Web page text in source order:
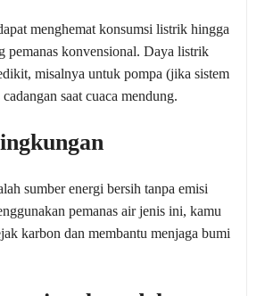
menghemat konsumsi listrik hingga
pemanas konvensional. Daya listrik
misalnya untuk pompa (jika sistem
saat cuaca mendung.
sumber energi bersih tanpa emisi
pemanas air jenis ini, kamu
karbon dan membantu menjaga bumi